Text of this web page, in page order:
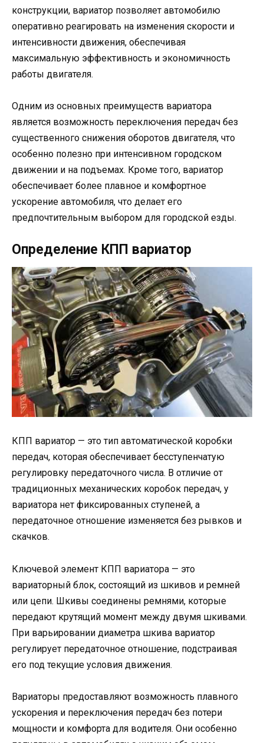
конструкции, вариатор позволяет автомобилю
оперативно реагировать на изменения скорости и
интенсивности движения, обеспечивая
максимальную эффективность и экономичность
работы двигателя.
Одним из основных преимуществ вариатора
является возможность переключения передач без
существенного снижения оборотов двигателя, что
особенно полезно при интенсивном городском
движении и на подъемах. Кроме того, вариатор
обеспечивает более плавное и комфортное
ускорение автомобиля, что делает его
предпочтительным выбором для городской езды.
Определение КПП вариатор
КПП вариатор — это тип автоматической коробки
передач, которая обеспечивает бесступенчатую
регулировку передаточного числа. В отличие от
традиционных механических коробок передач, у
вариатора нет фиксированных ступеней, а
передаточное отношение изменяется без рывков и
скачков.
Ключевой элемент КПП вариатора — это
вариаторный блок, состоящий из шкивов и ремней
или цепи. Шкивы соединены ремнями, которые
передают крутящий момент между двумя шкивами.
При варьировании диаметра шкива вариатор
регулирует передаточное отношение, подстраивая
его под текущие условия движения.
Вариаторы предоставляют возможность плавного
ускорения и переключения передач без потери
мощности и комфорта для водителя. Они особенно